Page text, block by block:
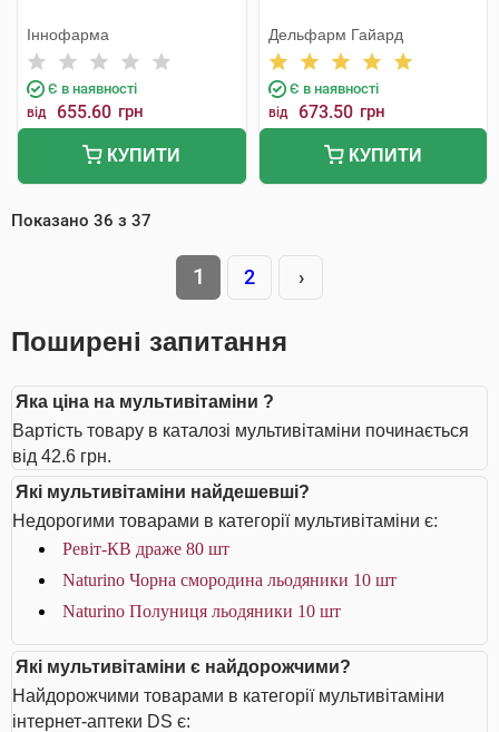
Іннофарма
Є в наявності
від 655.60 грн
КУПИТИ
Дельфарм Гайард
Є в наявності
від 673.50 грн
КУПИТИ
Показано 36 з 37
1 2 ›
Поширені запитання
Яка ціна на мультивітаміни ?
Вартість товару в каталозі мультивітаміни починається
від 42.6 грн.
Які мультивітаміни найдешевші?
Недорогими товарами в категорії мультивітаміни є:
Ревіт-КВ драже 80 шт
Naturino Чорна смородина льодяники 10 шт
Naturino Полуниця льодяники 10 шт
Які мультивітаміни є найдорожчими?
Найдорожчими товарами в категорії мультивітаміни
інтернет-аптеки DS є: